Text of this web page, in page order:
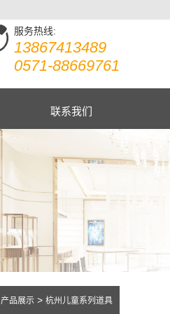
服务热线:
13867413489
0571-88669761
联系我们
产品展示 > 杭州儿童系列道具